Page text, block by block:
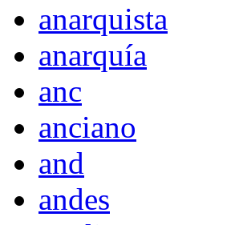
anarquista
anarquía
anc
anciano
and
andes